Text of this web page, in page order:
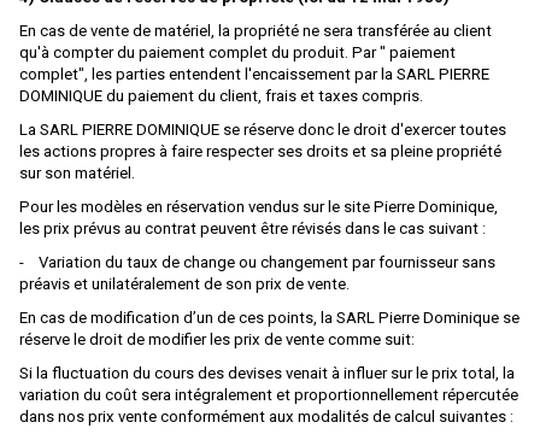
EKO
ELEC-TRAINS INTERNATIONAL
Elec-Trains International- MMRG
ELECTROTREN
EPM
ERIAM
ESCI
ESU
EURO-SCALE
En cas de vente de matériel, la propriété ne sera transférée au client
qu'à compter du paiement complet du produit. Par " paiement
complet", les parties entendent l'encaissement par la SARL PIERRE
DOMINIQUE du paiement du client, frais et taxes compris.
La SARL PIERRE DOMINIQUE se réserve donc le droit d'exercer toutes
les actions propres à faire respecter ses droits et sa pleine propriété
sur son matériel.
Pour les modèles en réservation vendus sur le site Pierre Dominique,
les prix prévus au contrat peuvent être révisés dans le cas suivant :
- Variation du taux de change ou changement par fournisseur sans
préavis et unilatéralement de son prix de vente.
En cas de modification d’un de ces points, la SARL Pierre Dominique se
réserve le droit de modifier les prix de vente comme suit:
Si la fluctuation du cours des devises venait à influer sur le prix total, la
variation du coût sera intégralement et proportionnellement répercutée
dans nos prix vente conformément aux modalités de calcul suivantes :